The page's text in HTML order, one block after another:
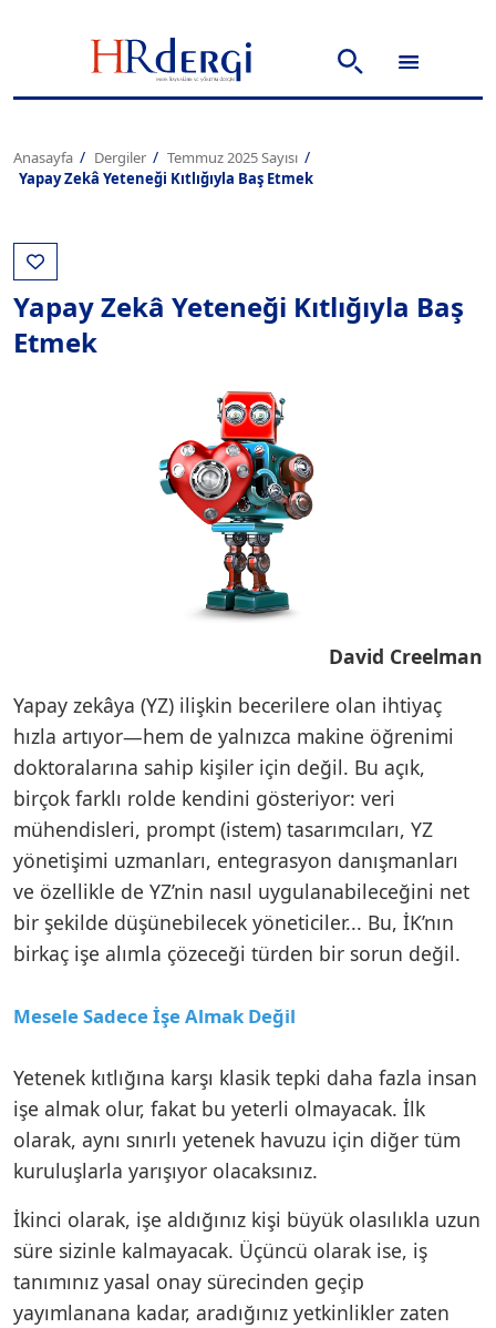
Anasayfa Dergiler
Temmuz 2025 Sayısı
Yapay Zekâ Yeteneği Kıtlığıyla Baş Etmek
Yapay Zekâ Yeteneği Kıtlığıyla Baş
Etmek
David Creelman
Yapay zekâya (YZ) ilişkin becerilere olan ihtiyaç
hızla artıyor—hem de yalnızca makine öğrenimi
doktoralarına sahip kişiler için değil. Bu açık,
birçok farklı rolde kendini gösteriyor: veri
mühendisleri, prompt (istem) tasarımcıları, YZ
yönetişimi uzmanları, entegrasyon danışmanları
ve özellikle de YZ’nin nasıl uygulanabileceğini net
bir şekilde düşünebilecek yöneticiler... Bu, İK’nın
birkaç işe alımla çözeceği türden bir sorun değil.
Mesele Sadece İşe Almak Değil
Yetenek kıtlığına karşı klasik tepki daha fazla insan
işe almak olur, fakat bu yeterli olmayacak. İlk
olarak, aynı sınırlı yetenek havuzu için diğer tüm
kuruluşlarla yarışıyor olacaksınız.
İkinci olarak, işe aldığınız kişi büyük olasılıkla uzun
süre sizinle kalmayacak. Üçüncü olarak ise, iş
tanımınız yasal onay sürecinden geçip
yayımlanana kadar, aradığınız yetkinlikler zaten